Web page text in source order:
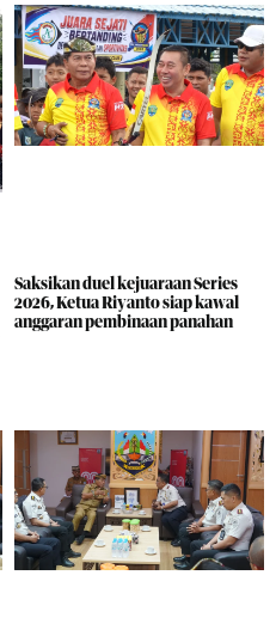
Saksikan duel kejuaraan Series
2026, Ketua Riyanto siap kawal
anggaran pembinaan panahan